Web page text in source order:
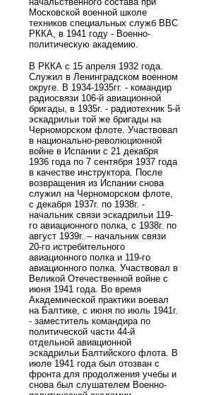
Московской военной школе
техников специальных служб ВВС
РККА, в 1941 году - Военно-
политическую академию.
В РККА с 15 апреля 1932 года.
Служил в Ленинградском военном
округе. В 1934-1935гг. - командир
радиосвязи 106-й авиационной
бригады, в 1935г. - радиотехник 5-й
эскадрильи той же бригады на
Черноморском флоте. Участвовал
в национально-революционной
войне в Испании с 21 декабря
1936 года по 7 сентября 1937 года
в качестве инструктора. После
возвращения из Испании снова
служил на Черноморском флоте,
с декабря 1937г. по 1938г. -
начальник связи эскадрильи 119-
го авиационного полка, с 1938г. по
август 1939г. – начальник связи
20-го истребительного
авиационного полка и 119-го
авиационного полка. Участвовал в
Великой Отечественной войне с
июня 1941 года. Во время
Академической практики воевал
на Балтике, с июня по июль 1941г.
- заместитель командира по
политической части 44-й
отдельной авиационной
эскадрильи Балтийского флота. В
июле 1941 года был отозван с
фронта для продолжения учебы и
снова был слушателем Военно-